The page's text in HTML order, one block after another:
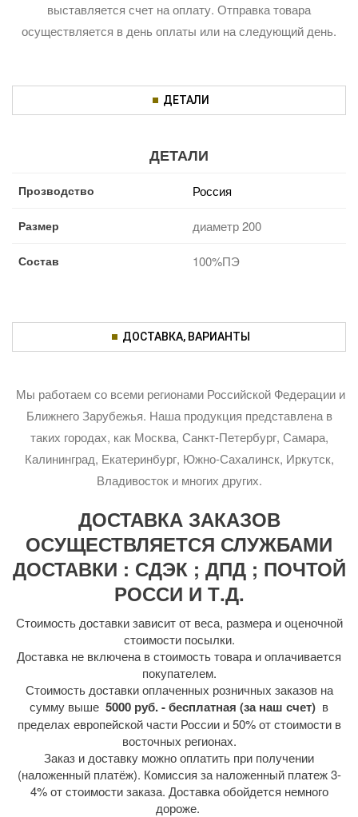
выставляется счет на оплату. Отправка товара
осуществляется в день оплаты или на следующий день.
ДЕТАЛИ
ДЕТАЛИ
Прозводство Россия
Размер диаметр 200
Состав 100%ПЭ
ДОСТАВКА, ВАРИАНТЫ
Мы работаем со всеми регионами Российской Федерации и
Ближнего Зарубежья. Наша продукция представлена в
таких городах, как Москва, Санкт-Петербург, Самара,
Калининград, Екатеринбург, Южно-Сахалинск, Иркутск,
Владивосток и многих других.
ДОСТАВКА ЗАКАЗОВ
ОСУЩЕСТВЛЯЕТСЯ СЛУЖБАМИ
ДОСТАВКИ : СДЭК ; ДПД ; ПОЧТОЙ
РОССИ И Т.Д.
Стоимость доставки зависит от веса, размера и оценочной
стоимости посылки.
Доставка не включена в стоимость товара и оплачивается
покупателем.
Стоимость доставки оплаченных розничных заказов на
сумму выше 5000 руб. - бесплатная (за наш счет) в
пределах европейской части России и 50% от стоимости в
восточных регионах.
Заказ и доставку можно оплатить при получении
(наложенный платёж). Комиссия за наложенный платеж 3-
4% от стоимости заказа. Доставка обойдется немного
дороже.